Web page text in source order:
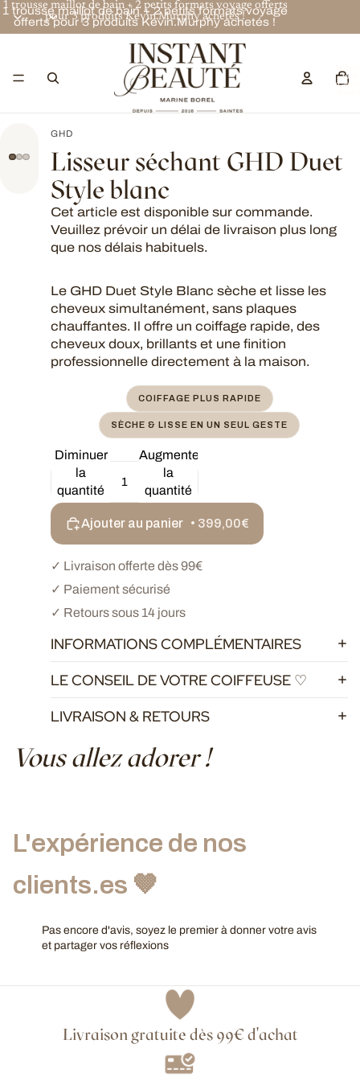
1 trousse maillot de bain + 2 petits formats voyage
offerts pour 3 produits Kevin.Murphy achetés !
1 trousse maillot de bain + 2 petits formats voyage offerts
pour 3 produits Kevin.Murphy achetés !
total
GHD
Lisseur séchant GHD Duet
Style blanc
Cet article est disponible sur commande.
Veuillez prévoir un délai de livraison plus long
que nos délais habituels.
Le GHD Duet Style Blanc sèche et lisse les
cheveux simultanément, sans plaques
chauffantes. Il offre un coiffage rapide, des
cheveux doux, brillants et une finition
professionnelle directement à la maison.
COIFFAGE PLUS RAPIDE
SÈCHE & LISSE EN UN SEUL GESTE
Diminuer
la
quantité
Augmenter
la
quantité
Ajouter au panier • 399,00€
✓ Livraison offerte dès 99€
✓ Paiement sécurisé
✓ Retours sous 14 jours
INFORMATIONS COMPLÉMENTAIRES
LE CONSEIL DE VOTRE COIFFEUSE ♡
LIVRAISON & RETOURS
Vous allez adorer !
L'expérience de nos
clients.es 🤎
Pas encore d'avis, soyez le premier à donner votre avis
et partager vos réflexions
Livraison gratuite dès 99€ d'achat